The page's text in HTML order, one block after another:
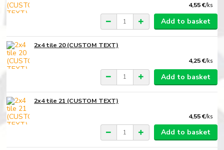
4,55 €/ks
Add to basket
2x4 tile 20 (CUSTOM TEXT)
4,25 €/ks
Add to basket
2x4 tile 21 (CUSTOM TEXT)
4,55 €/ks
Add to basket